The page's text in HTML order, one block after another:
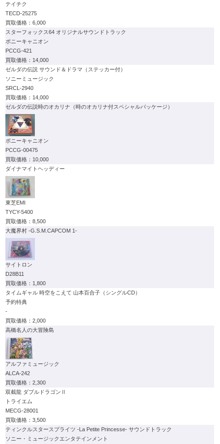
テイチク
TECD-25275
6,000
スターフォックス64 オリジナルサウンドトラック
ポニーキャニオン
PCCG-421
14,000
ゼルダの伝説 サウンド＆ドラマ（ステッカー付）
ソニーミュージック
SRCL-2940
14,000
ゼルダの伝説時のオカリナ（時のオカリナ付スペシャルパッケージ）
ポニーキャニオン
PCCG-00475
10,000
ダイナマイトヘッディー
東芝EMI
TYCY-5400
8,500
大魔界村 -G.S.M.CAPCOM 1-
サイトロン
D28B11
1,800
タイムギャル 時空をこえて 山本百合子（シングルCD）
予約特典
-
2,000
高橋名人の大冒険島
アルファミュージック
ALCA-242
2,300
双截龍 ダブルドラゴンⅡ
トライエム
MECG-28001
3,500
ティンクルスタースプライツ -La Petite Princesse- サウンドトラック
ソニー・ミュージックエンタテインメント